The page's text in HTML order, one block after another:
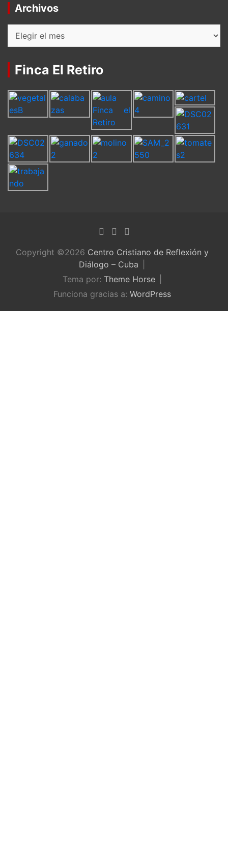
Archivos
Archivos
Finca El Retiro
Copyright ©2026 Centro Cristiano de Reflexión y
Diálogo – Cuba
Tema por: Theme Horse
Funciona gracias a: WordPress